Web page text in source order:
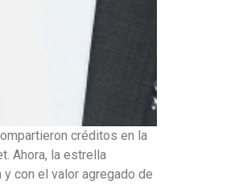
créditos en la
Ahora, la estrella
con el valor agregado de